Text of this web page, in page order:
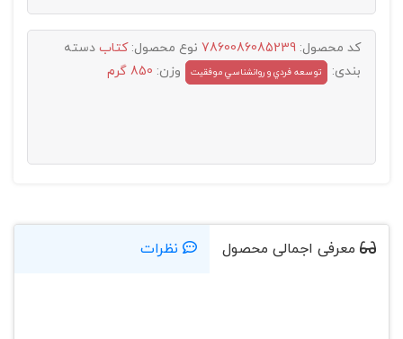
کد محصول: 7860086085239 نوع محصول:کتاب دسته
بندی:
توسعه فردي و روانشناسي موفقيت وزن: 850 گرم
معرفی اجمالی محصول نظرات